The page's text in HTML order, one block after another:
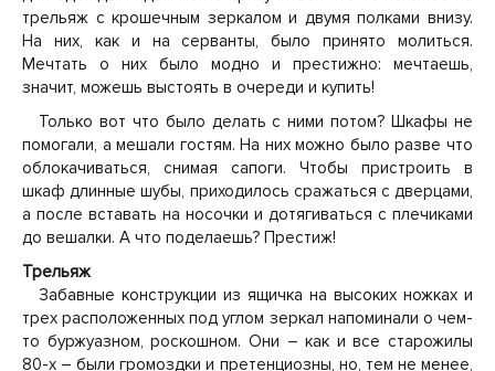
трельяж с крошечным зеркалом и двумя полками внизу.
На них, как и на серванты, было принято молиться.
Мечтать о них было модно и престижно: мечтаешь,
значит, можешь выстоять в очереди и купить!
Только вот что было делать с ними потом? Шкафы не
помогали, а мешали гостям. На них можно было разве что
облокачиваться, снимая сапоги. Чтобы пристроить в
шкаф длинные шубы, приходилось сражаться с дверцами,
а после вставать на носочки и дотягиваться с плечиками
до вешалки. А что поделаешь? Престиж!
Трельяж
Забавные конструкции из ящичка на высоких ножках и
трех расположенных под углом зеркал напоминали о чем-
то буржуазном, роскошном. Они – как и все старожилы
80-х – были громоздки и претенциозны, но, тем не менее,